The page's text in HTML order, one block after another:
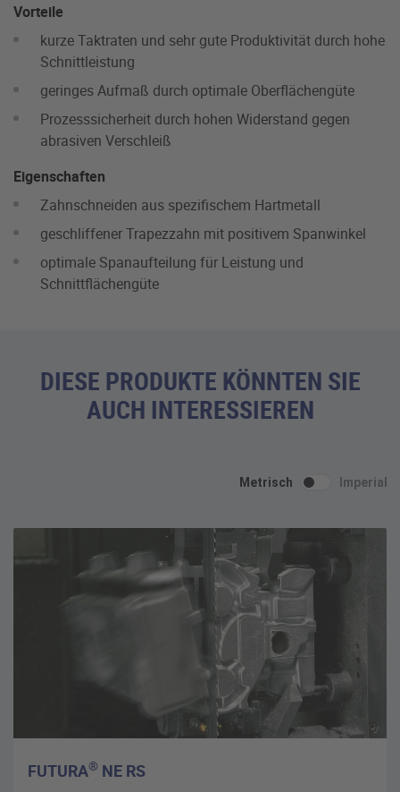
Vorteile
kurze Taktraten und sehr gute Produktivität durch hohe
Schnittleistung
geringes Aufmaß durch optimale Oberflächengüte
Prozesssicherheit durch hohen Widerstand gegen
abrasiven Verschleiß
Eigenschaften
Zahnschneiden aus spezifischem Hartmetall
geschliffener Trapezzahn mit positivem Spanwinkel
optimale Spanaufteilung für Leistung und
Schnittflächengüte
DIESE PRODUKTE KÖNNTEN SIE
AUCH INTERESSIEREN
Metrisch Imperial
FUTURA® NE RS